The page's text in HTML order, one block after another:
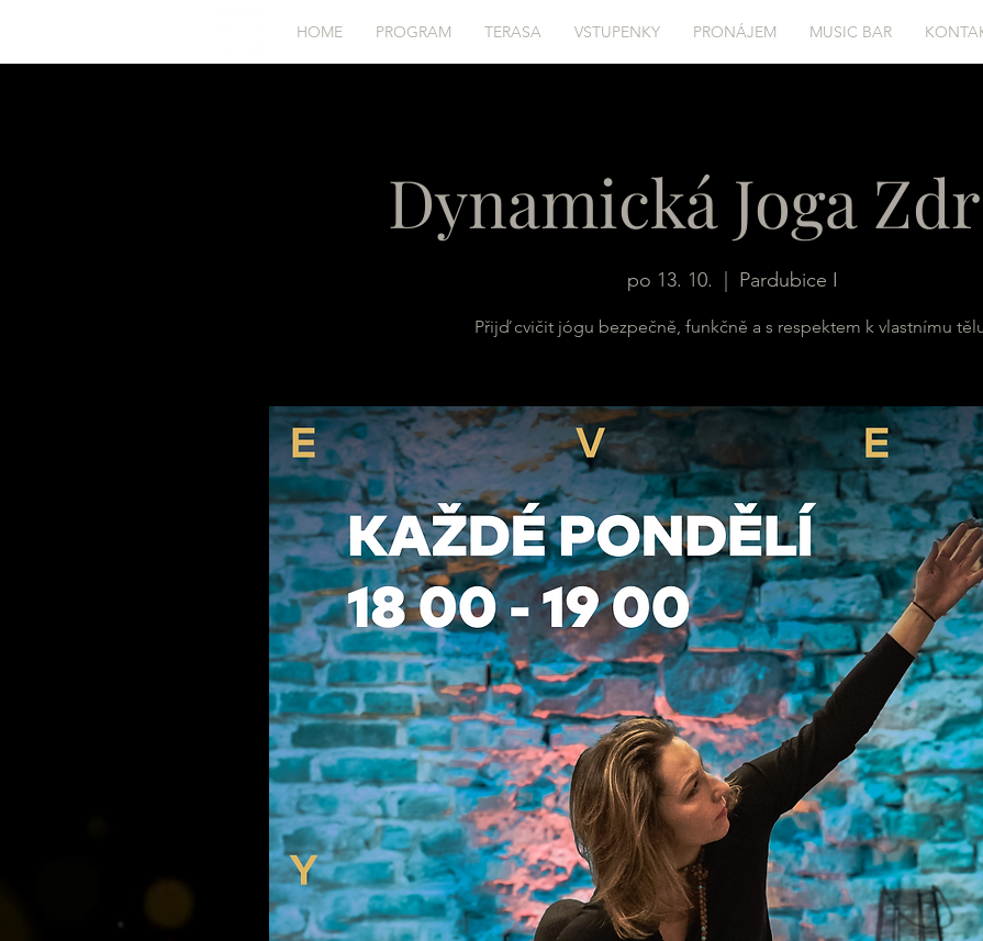
HOME PROGRAM TERASA VSTUPENKY PRONÁJEM MUSIC BAR
Dynamická Joga
po 13. 10. Pardubice I
Přijď cvičit jógu bezpečně, funkčně a s respektem k vlastnímu